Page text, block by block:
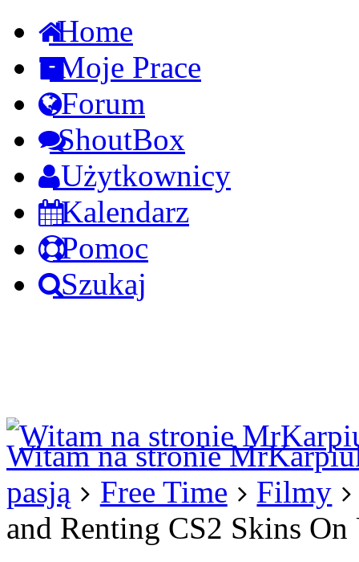
Home
Moje Prace
Forum
ShoutBox
Użytkownicy
Kalendarz
Pomoc
Szukaj
Witam na stronie
pasją
Free Time
Filmy
and Renting CS2 Skins